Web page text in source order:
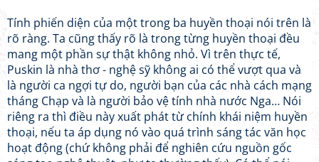
Tính phiến diện của một trong ba huyền thoại nói trên là
rõ ràng. Ta cũng thấy rõ là trong từng huyền thoại đều
mang một phần sự thật không nhỏ. Vì trên thực tế,
Puskin là nhà thơ - nghệ sỹ không ai có thể vượt qua và
là người ca ngợi tự do, người bạn của các nhà cách mạng
tháng Chạp và là người bảo vệ tính nhà nước Nga… Nói
riêng ra thì điều này xuất phát từ chính khái niệm huyền
thoại, nếu ta áp dụng nó vào quá trình sáng tác văn học
hoạt động (chứ không phải để nghiên cứu nguồn gốc